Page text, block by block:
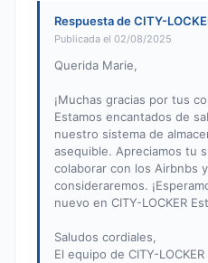
Respuesta de CITY-
Publicada el 02/08/2025
Querida Marie,
¡Muchas gracias por tus
Estamos encantados de
nuestro sistema de
asequible. Apreciamos tu
colaborar con los Airbnbs
consideraremos.
nuevo en CITY-LOCKER
Saludos cordiales,
El equipo de CITY-LOCKER